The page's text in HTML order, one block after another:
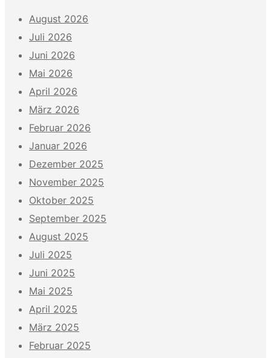
August 2026
Juli 2026
Juni 2026
Mai 2026
April 2026
März 2026
Februar 2026
Januar 2026
Dezember 2025
November 2025
Oktober 2025
September 2025
August 2025
Juli 2025
Juni 2025
Mai 2025
April 2025
März 2025
Februar 2025